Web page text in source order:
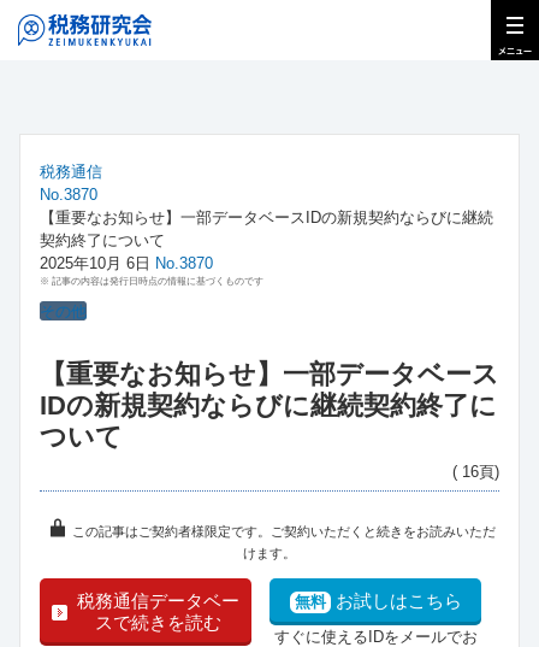
税務通信
No.3870
【重要なお知らせ】一部データベースIDの新規契約ならびに継続
契約終了について
2025年10月 6日 No.3870
※ 記事の内容は発行日時点の情報に基づくものです
その他
【重要なお知らせ】一部データベース
IDの新規契約ならびに継続契約終了に
ついて
( 16頁)
この記事はご契約者様限定です。ご契約いただくと続きをお読みいただ
けます。
税務通信データベー
スで続きを読む
無料 お試しはこちら
すぐに使えるIDをメールでお